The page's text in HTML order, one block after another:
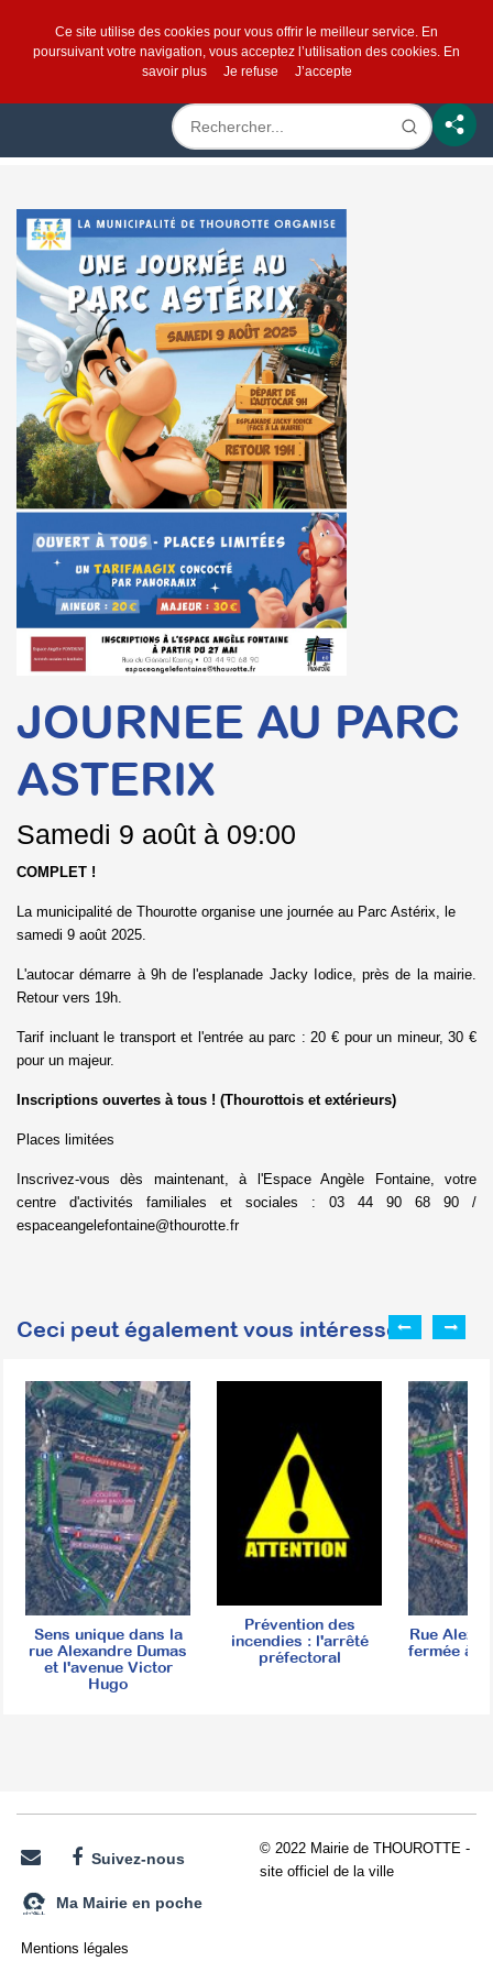
JOURNEE AU PARC
ASTERIX
Samedi 9 août à 09:00
COMPLET !
La municipalité de Thourotte organise une journée au Parc Astérix, le
samedi 9 août 2025.
L'autocar démarre à 9h de l'esplanade Jacky Iodice, près de la mairie.
Retour vers 19h.
Tarif incluant le transport et l'entrée au parc : 20 € pour un mineur, 30 €
pour un majeur.
Inscriptions ouvertes à tous ! (Thourottois et extérieurs)
Places limitées
Inscrivez-vous dès maintenant, à l'Espace Angèle Fontaine, votre
centre d'activités familiales et sociales : 03 44 90 68 90 /
espaceangelefontaine@thourotte.fr
Ceci peut également vous intéresser :
Sens unique dans la
rue Alexandre Dumas
et l'avenue Victor
Hugo
Prévention des
incendies : l'arrêté
préfectoral
Rue
fermée à
Suivez-nous
Ma Mairie en poche
Mentions légales
© 2022 Mairie de THOUROTTE -
site officiel de la ville
Ce site utilise des cookies pour vous offrir le meilleur service. En
poursuivant votre navigation, vous acceptez l’utilisation des cookies. En
savoir plus
Je refuse J’accepte